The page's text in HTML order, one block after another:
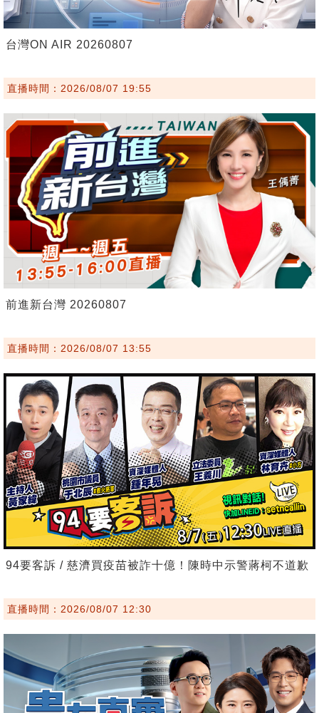
台灣ON AIR 20260807
直播時間：2026/08/07 19:55
前進新台灣 20260807
直播時間：2026/08/07 13:55
94要客訴 / 慈濟買疫苗被詐十億！陳時中示警蔣柯不道歉
直播時間：2026/08/07 12:30